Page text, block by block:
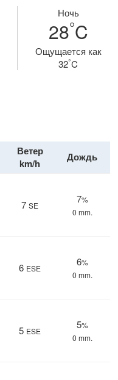
Ночь
28°C
Ощущается как
32°C
Ветер
km/h
Дождь
7 SE
7%
0 mm.
6 ESE
6%
0 mm.
5 ESE
5%
0 mm.